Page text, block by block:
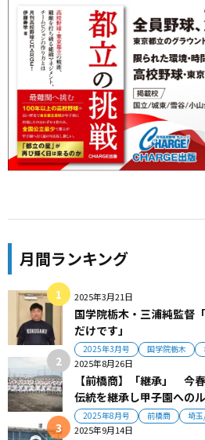
月間ランキング
2025年3月21日
国学院栃木・三浦純監督
だけです」
2025年3月号 国学院栃木
2025年8月26日
【前橋商】「継承」 今
伝統を継承し甲子園への
2025年8月号 前橋商 埼
2025年9月14日